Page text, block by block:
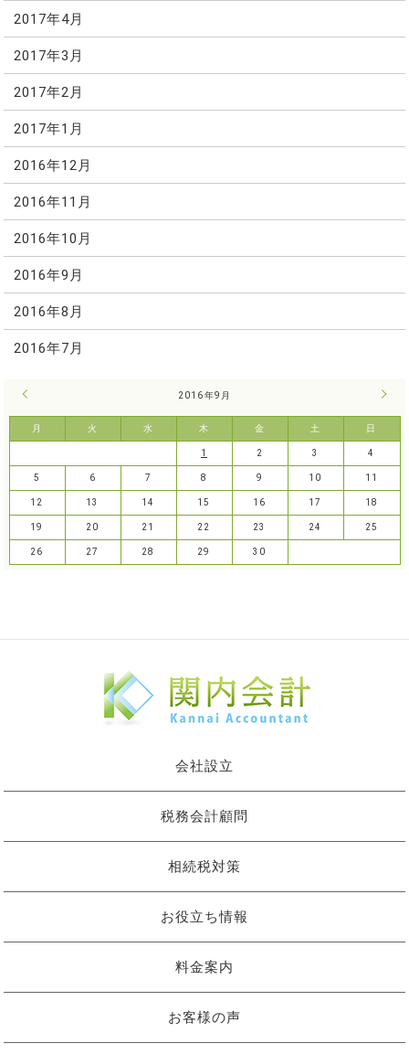
2017年4月
2017年3月
2017年2月
2017年1月
2016年12月
2016年11月
2016年10月
2016年9月
2016年8月
2016年7月
2016年9月
月 火 水 木 金 土 日
10
1 2 3 4
5 6 7 8 9 10 11
12 13 14 15 16 17 18
19 20 21 22 23 24 25
26 27 28 29 30
会社設立
税務会計顧問
相続税対策
お役立ち情報
料金案内
お客様の声